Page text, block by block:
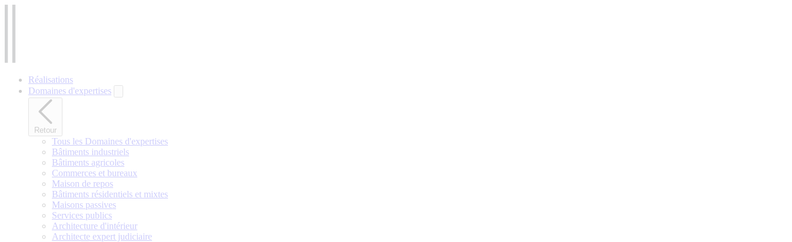
Réalisations
Domaines d'expertises
Retour
Tous les Domaines d'expertises
Bâtiments industriels
Bâtiments agricoles
Commerces et bureaux
Maison de repos
Bâtiments résidentiels et mixtes
Maisons passives
Services publics
Architecture d'intérieur
Architecte expert judiciaire